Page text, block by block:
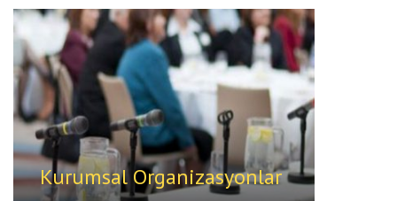
Kurumsal Organizasyonlar